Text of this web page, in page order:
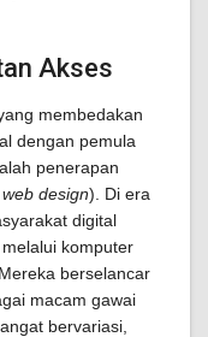
Akses
membedakan
dengan pemula
penerapan
design). Di era
digital
komputer
berselancar
macam gawai
bervariasi,